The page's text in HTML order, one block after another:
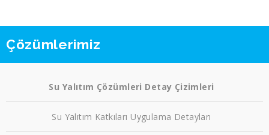
Çözümlerimiz
Su Yalıtım Çözümleri Detay Çizimleri
Su Yalıtım Katkıları Uygulama Detayları